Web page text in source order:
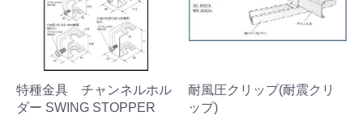
特種金具 チャンネルホル
ダー SWING STOPPER
耐風圧クリップ(耐震クリ
ップ)